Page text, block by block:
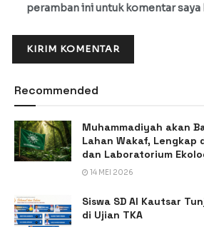
peramban ini untuk komentar saya
Recommended
Muhammadiyah akan
Lahan Wakaf, Lengkap
dan Laboratorium
14 MEI 2026
Siswa SD Al Kautsar
di Ujian TKA